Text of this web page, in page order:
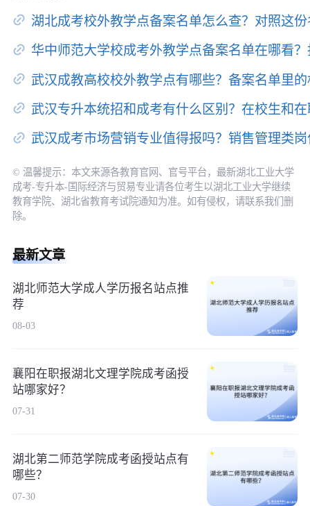
湖北成考校外教学点备案名单怎么查？对照这
华中师范大学校成考外教学点备案名单在哪看
武汉成教高校校外教学点有哪些？备案名单里
武汉专升本统招和成考有什么区别？在校生和
武汉成考市场营销专业值得报吗？销售管理类
© 温馨提示：本文来源各教育官网、官号平台，最新湖北工业大学
成考-专升本-国际经济与贸易专业请各位考生以湖北工业大学继续
教育学院、湖北省教育考试院通知为准。如有侵权，请联系我们删
除。
最新文章
湖北师范大学成人学历报名站点推
荐
08-03
襄阳在职报湖北文理学院成考函授
站哪家好？
07-31
湖北第二师范学院成考函授站点有
哪些？
07-30